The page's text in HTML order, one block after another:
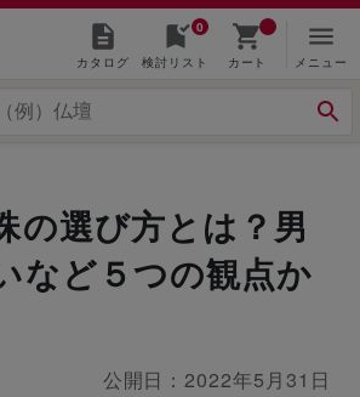
カタログ
0
検討リスト カート メニュー
の選び方とは？男
など５つの観点か
公開日：2022年5月31日